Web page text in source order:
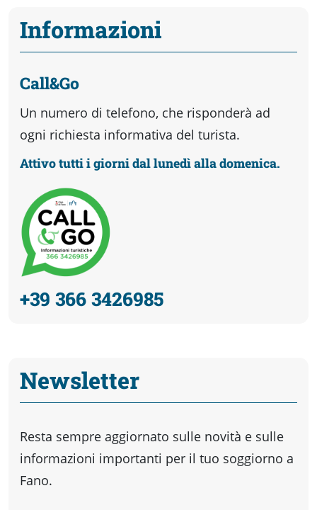
Informazioni
Call&Go
Un numero di telefono, che risponderà ad
ogni richiesta informativa del turista.
Attivo tutti i giorni dal lunedì alla domenica.
+39 366 3426985
Newsletter
Resta sempre aggiornato sulle novità e sulle
informazioni importanti per il tuo soggiorno a
Fano.